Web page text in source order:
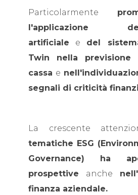
Particolarmente
l'applicazione
artificiale e del
Twin nella
cassa e
segnali di criticità
La crescente
tematiche ESG
Governance) ha
prospettive anche
finanza aziendale.